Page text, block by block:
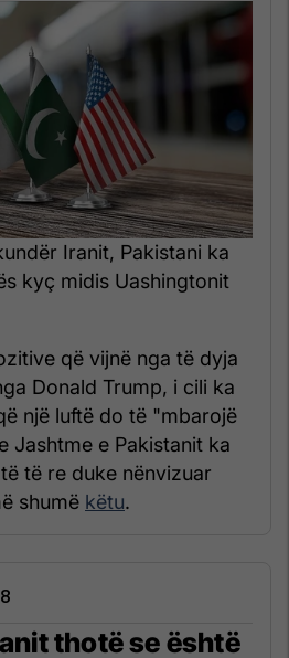
Iranit, Pakistani ka
kyç midis Uashingtonit
që vijnë nga të dyja
Donald Trump, i cili ka
një luftë do të "mbarojë
Jashtme e Pakistanit ka
të re duke nënvizuar
shumë këtu.
thotë se është